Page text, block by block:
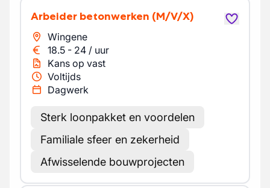
Arbeider betonwerken (M/V/X)
Wingene
18.5 - 24 / uur
Kans op vast
Voltijds
Dagwerk
Sterk loonpakket en voordelen
Familiale sfeer en zekerheid
Afwisselende bouwprojecten